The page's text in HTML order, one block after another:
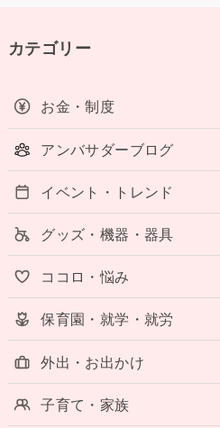
カテゴリー
お金・制度
アンバサダーブログ
イベント・トレンド
グッズ・機器・器具
ココロ・悩み
保育園・就学・就労
外出・お出かけ
子育て・家族